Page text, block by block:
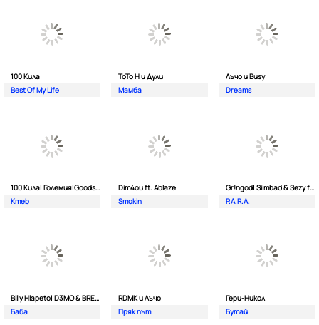
100 Кила
Best Of My Life
ToTo H и Дули
Мамба
Лъчо и Busy
Dreams
100 Кила| Големия|Goodslav и 2 Лица
Kmeb
Dim4ou ft. Ablaze
Smokin
Gr!ngod| Siimbad & Sezy ft. Djaany
P.A.R.A.
Billy Hlapeto| D3MO & BREVIS
Баба
RDMK и Лъчо
Пряк път
Гери-Никол
Бутай